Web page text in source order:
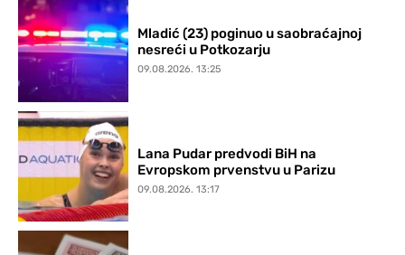
Mladić (23) poginuo u saobraćajnoj
nesreći u Potkozarju
09.08.2026. 13:25
Lana Pudar predvodi BiH na
Evropskom prvenstvu u Parizu
09.08.2026. 13:17